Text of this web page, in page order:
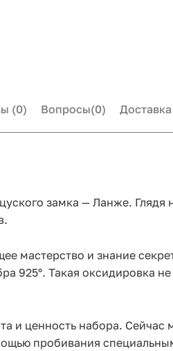
(0) Вопросы(0)
замка — Ланже.
мастерство и знание
925°. Такая оксидировка
и ценность набора.
пробивания